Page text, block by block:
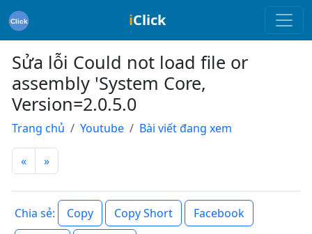
iClick
Sửa lỗi Could not load file or
assembly 'System Core,
Version=2.0.5.0
Trang chủ Youtube Bài viết đang xem
« »
Chia sẻ: Copy Copy Short
Facebook